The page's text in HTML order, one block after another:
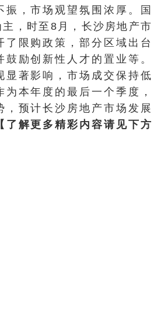
振，市场观望氛围浓厚。国
，时至8月，长沙房地产市
了限购政策，部分区域出台
励创新性人才的置业等。
显著影响，市场成交保持低
本年度的最后一个季度，
，预计长沙房地产市场发展
【了解更多精彩内容请见下方